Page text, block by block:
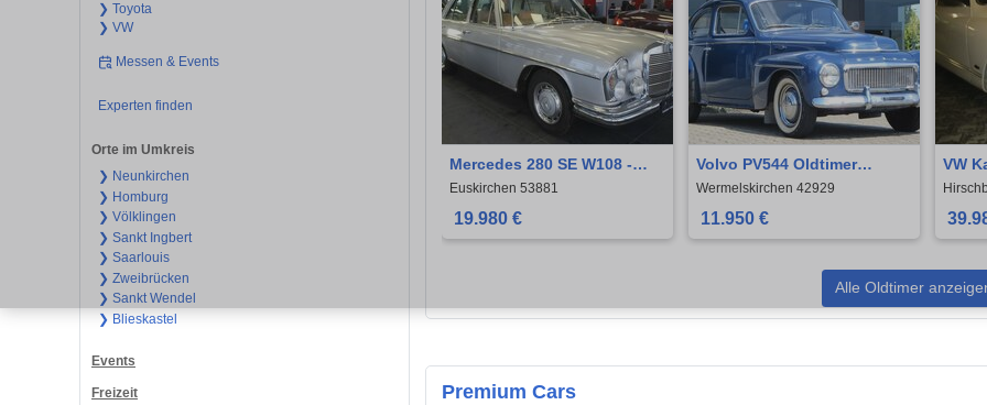
❯ Toyota
❯ VW
Messen & Events
Experten finden
Orte im Umkreis
❯ Neunkirchen
❯ Homburg
❯ Völklingen
❯ Sankt Ingbert
❯ Saarlouis
❯ Zweibrücken
❯ Sankt Wendel
❯ Blieskastel
Events
Freizeit
Mercedes 280 SE W108 -
OLDTIMER
Euskirchen 53881
19.980 €
Volvo PV544 Oldtimer
Liebhaberfahrzeug !!!
Wermelskirchen 42929
11.950 €
VW
Alle Oldtimer
Premium Cars